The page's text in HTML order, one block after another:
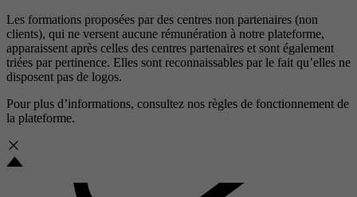
Les formations proposées par des centres non partenaires (non
clients), qui ne versent aucune rémunération à notre plateforme,
apparaissent après celles des centres partenaires et sont également
triées par pertinence. Elles sont reconnaissables par le fait qu’elles ne
disposent pas de logos.
Pour plus d’informations, consultez nos règles de fonctionnement de
la plateforme.